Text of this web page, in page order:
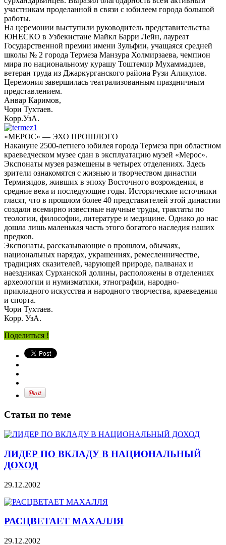
участникам проделанной в связи с юбилеем города большой
работы.
На церемонии выступили руководитель представительства
ЮНЕСКО в Узбекистане Майкл Барри Лейн, лауреат
Государственной премии имени Зульфии, учащаяся средней
школы № 2 города Термеза Манзура Холмирзаева, чемпион
мира по национальному курашу Тоштемир Мухаммадиев,
ветеран труда из Джаркурганского района Рузи Аликулов.
Церемония завершилась театрализованным праздничным
представлением.
Анвар Каримов,
Чори Тухтаев.
Корр.УзА.
«МЕРОС» — ЭХО ПРОШЛОГО
Накануне 2500-летнего юбилея города Термеза при областном
краеведческом музее сдан в эксплуатацию музей «Мерос».
Экспонаты музея размещены в четырех отделениях. Здесь
зрители ознакомятся с жизнью и творчеством династии
Термизидов, живших в эпоху Восточного возрождения, в
средние века и последующие годы. Исторические источники
гласят, что в прошлом более 40 представителей этой династии
создали всемирно известные научные труды, трактаты по
теологии, философии, литературе и медицине. Однако до нас
дошла лишь маленькая часть этого богатого наследия наших
предков.
Экспонаты, рассказывающие о прошлом, обычаях,
национальных нарядах, украшениях, ремесленничестве,
традициях сказителей, чарующей природе, палванах и
наездниках Сурханской долины, расположены в отделениях
археологии и нумизматики, этнографии, народно-
прикладного искусства и народного творчества, краеведения
и спорта.
Чори Тухтаев.
Корр. УзА.
Поделиться !
Статьи по теме
ЛИДЕР ПО ВКЛАДУ В НАЦИОНАЛЬНЫЙ
ДОХОД
29.12.2002
РАСЦВЕТАЕТ МАХАЛЛЯ
29.12.2002